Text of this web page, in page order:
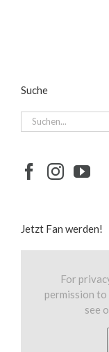
Suche
Suche
nach:
Jetzt Fan werden!
For
permission to
see